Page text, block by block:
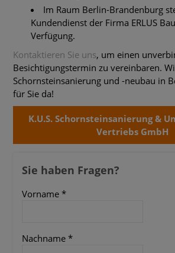
Im Raum Berlin-Brandenburg
Kundendienst der Firma ERLUS
Verfügung.
Kontaktieren Sie uns, um einen
Besichtigungstermin zu vereinbaren.
Schornsteinsanierung und -neubau in
für Sie da!
K.U.S. Schornsteinsanierung &
Vertriebs GmbH
Sie haben Fragen?
Vorname*
Nachname*